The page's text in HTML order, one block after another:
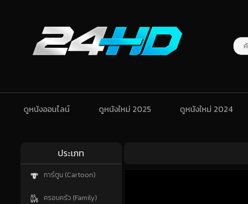
ดูหนังออนไลน์ ดูหนังใหม่ 2025 ดูหนังใหม่ 2024
ประเภท
การ์ตูน (Cartoon)
ครอบครัว (Family)